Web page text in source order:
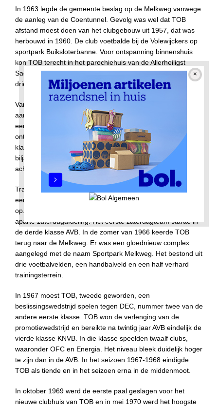
In 1963 legde de gemeente beslag op de Melkweg vanwege
de aanleg van de Coentunnel. Gevolg was wel dat TOB
afstand moest doen van het clubgebouw uit 1957, dat was
herbouwd in 1960. De club voetbalde bij de Volewijckers op
sportpark Buiksloterbanne. Voor ontspanning binnenshuis
kon TOB terecht in het parochiehuis van de Allerheiligst
Sacramentskerk aan de Kometensingel. De voetbalclub kon
drie jaar later weer terugkeren op het complex.
Van 1963 tot 1965 eiste de bouwcommissie bij TOB alle
aandacht op. Bij de terugkeer naar de Melkweg moest er
een nieuw clubgebouw verschijnen. De voetbalvereniging
ontplooide allerlei activiteiten: inzameling oud papier,
klaverjastoernooien, een grote loterij, de voetbalpool,
biljartwedstrijden en jaarlijkse wandeltochten,
achtereenvolgens naar Utrecht, Alkmaar en Bakkum.
Trainer Aantjes nam na elf seizoenen afscheid van het
eerste elftal. Na hem volgden de trainers elkaar in rap tempo
op. Vanaf het seizoen 1965-1966 begon TOB met een
aparte zaterdagafdeling. Het eerste zaterdagteam startte in
de derde klasse AVB. In de zomer van 1966 keerde TOB
terug naar de Melkweg. Er was een gloednieuw complex
aangelegd met de naam Sportpark Melkweg. Het bestond uit
drie voetbalvelden, een handbalveld en een half verhard
trainingsterrein.
In 1967 moest TOB, tweede geworden, een
beslissingswedstrijd spelen tegen DEC, nummer twee van de
andere eerste klasse. TOB won de verlenging van de
promotiewedstrijd en bereikte na twintig jaar AVB eindelijk de
vierde klasse KNVB. In die klasse speelden twaalf clubs,
waaronder OFC en Energia. Het niveau bleek duidelijk hoger
te zijn dan in de AVB. In het seizoen 1967-1968 eindigde
TOB als tiende en in het seizoen erna in de middenmoot.
In oktober 1969 werd de eerste paal geslagen voor het
nieuwe clubhuis van TOB en in mei 1970 werd het hoogste